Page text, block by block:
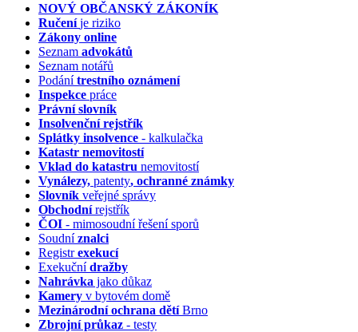
NOVÝ OBČANSKÝ ZÁKONÍK
Ručeníje riziko
Zákony online
Seznam advokátů
Seznam notářů
Podánítrestního oznámení
Inspekce práce
Právní slovník
Insolvenčnírejstřík
Splátky insolvence - kalkulačka
Katastr nemovitostí
Vklad do katastru nemovitostí
Vynálezy, patenty, ochranné známky
Slovník veřejné správy
Obchodnírejstřík
ČOI - mimosoudní řešení sporů
Soudníznalci
Registrexekucí
Exekučnídražby
Nahrávka jako důkaz
Kamery v bytovém domě
Mezinárodní ochrana dětíBrno
Zbrojní průkaz - testy